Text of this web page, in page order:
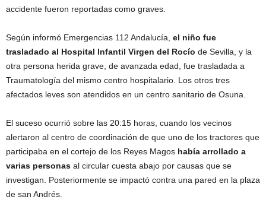
accidente fueron reportadas como graves.
Según informó Emergencias 112 Andalucía, el niño fue
trasladado al Hospital Infantil Virgen del Rocío de Sevilla, y la
otra persona herida grave, de avanzada edad, fue trasladada a
Traumatología del mismo centro hospitalario. Los otros tres
afectados leves son atendidos en un centro sanitario de Osuna.
El suceso ocurrió sobre las 20:15 horas, cuando los vecinos
alertaron al centro de coordinación de que uno de los tractores que
participaba en el cortejo de los Reyes Magos había arrollado a
varias personas al circular cuesta abajo por causas que se
investigan. Posteriormente se impactó contra una pared en la plaza
de san Andrés.